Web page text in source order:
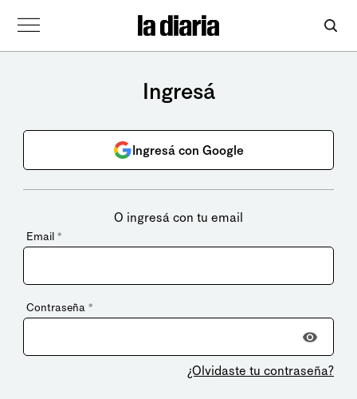
Ingresá
Ingresá con Google
O ingresá con tu email
Email *
Contraseña *
¿Olvidaste tu contraseña?